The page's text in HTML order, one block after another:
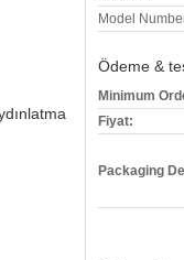
Model
Ödeme &
Minimum
Fiyat:
Packaging